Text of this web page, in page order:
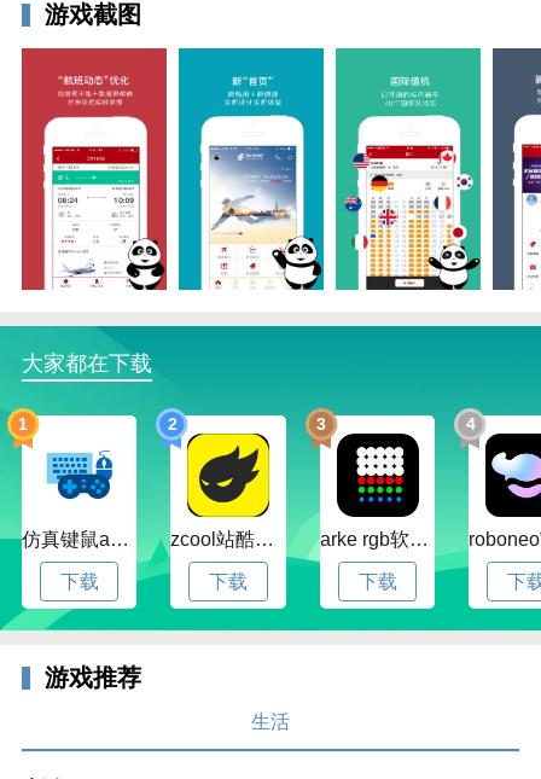
球六大洲 39 个国家和地区的 183 个城市，并可通过星
空联盟，把航线网络延伸到世界 192 个国家的 1330 座
机场。带您体验便捷、轻松的国航之旅。出行管家、特
价机票、办理乘机、航班动态、凤凰知音、自助改期等
简便操作随时随心,贴身服务尽善尽美。还有中、英、
日文三语可供选择。
游戏截图
大家都在下载
1
仿真键鼠app官方版下载v1.4.3.58 安卓最新版
下载
2
zcool站酷官方版下载v5.15.0 安卓最新版本
下载
3
arke rgb软件下载v20.0 安卓版
下载
4
下
游戏推荐
生活